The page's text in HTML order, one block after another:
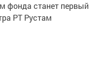
фонда станет первый
РТ Рустам